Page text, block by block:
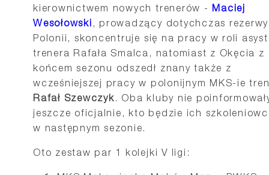
kierownictwem nowych trenerów -Maciej
Wesołowski , prowadzący dotychczas rezerwy
Polonii, skoncentruje się na pracy w roli
trenera Rafała Smalca, natomiast z Okęcia z
końcem sezonu odszedł znany także z
wcześniejszej pracy w polonijnym MKS-ie
Rafał Szewczyk. Oba kluby nie
jeszcze oficjalnie, kto będzie ich
w następnym sezonie.
Oto zestaw par 1 kolejki V ligi: